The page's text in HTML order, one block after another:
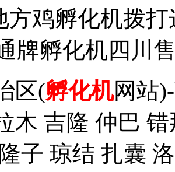
方鸡孵化机拨打
牌孵化机四川
区(孵化机网站
木 吉隆 仲巴
子 琼结 扎囊